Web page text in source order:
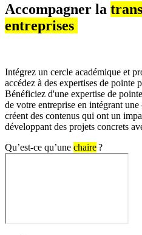
Accompagner la
entreprises
Intégrez un cercle académique et
accédez à des expertises de pointe
Bénéficiez d'une expertise de
de votre entreprise en intégrant
créent des contenus qui ont un
développant des projets concrets
Qu’est-ce qu’une chaire?